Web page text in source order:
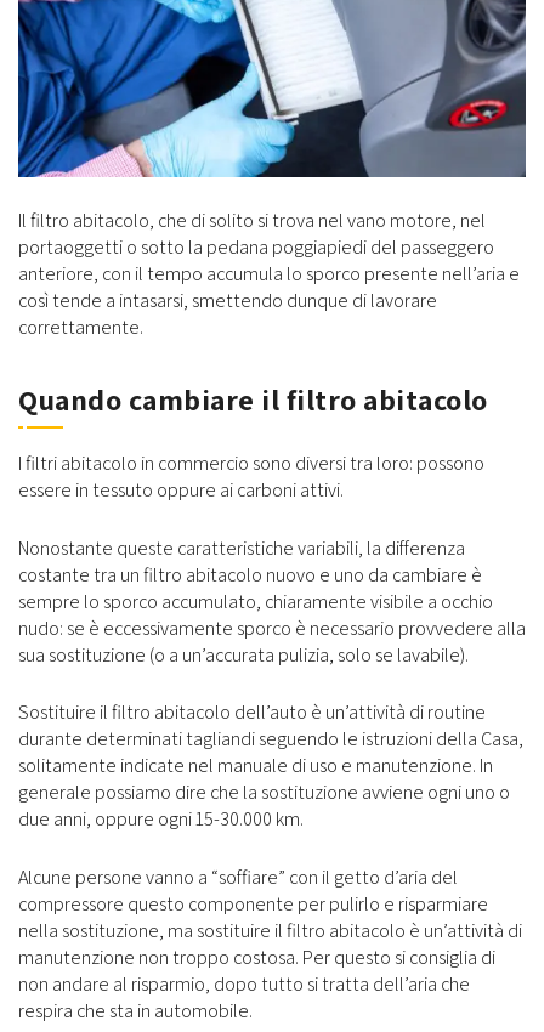
Il filtro abitacolo, che di solito si trova nel vano motore, nel
portaoggetti o sotto la pedana poggiapiedi del passeggero
anteriore, con il tempo accumula lo sporco presente nell’aria e
così tende a intasarsi, smettendo dunque di lavorare
correttamente.
Quando cambiare il filtro abitacolo
I filtri abitacolo in commercio sono diversi tra loro: possono
essere in tessuto oppure ai carboni attivi.
Nonostante queste caratteristiche variabili, la differenza
costante tra un filtro abitacolo nuovo e uno da cambiare è
sempre lo sporco accumulato, chiaramente visibile a occhio
nudo: se è eccessivamente sporco è necessario provvedere alla
sua sostituzione (o a un’accurata pulizia, solo se lavabile).
Sostituire il filtro abitacolo dell’auto è un’attività di routine
durante determinati tagliandi seguendo le istruzioni della Casa,
solitamente indicate nel manuale di uso e manutenzione. In
generale possiamo dire che la sostituzione avviene ogni uno o
due anni, oppure ogni 15-30.000 km.
Alcune persone vanno a “soffiare” con il getto d’aria del
compressore questo componente per pulirlo e risparmiare
nella sostituzione, ma sostituire il filtro abitacolo è un’attività di
manutenzione non troppo costosa. Per questo si consiglia di
non andare al risparmio, dopo tutto si tratta dell’aria che
respira che sta in automobile.